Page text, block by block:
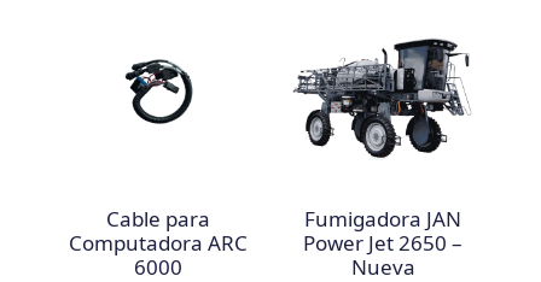
Cable para
Computadora ARC
6000
Fumigadora JAN
Power Jet 2650 –
Nueva